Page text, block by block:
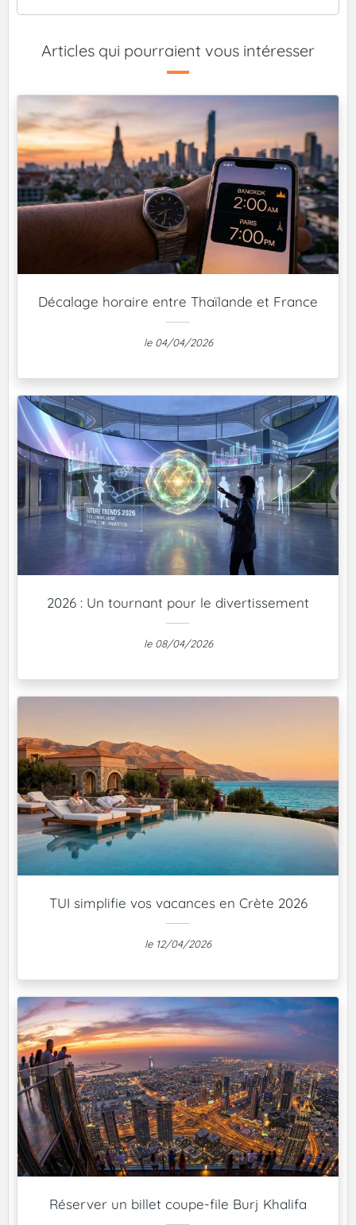
Articles qui pourraient vous intéresser
Décalage horaire entre Thaïlande et France
le 04/04/2026
2026 : Un tournant pour le divertissement
le 08/04/2026
TUI simplifie vos vacances en Crète 2026
le 12/04/2026
Réserver un billet coupe-file Burj Khalifa